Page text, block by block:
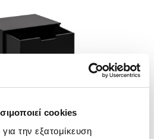
cookies
την εξατομίκευση